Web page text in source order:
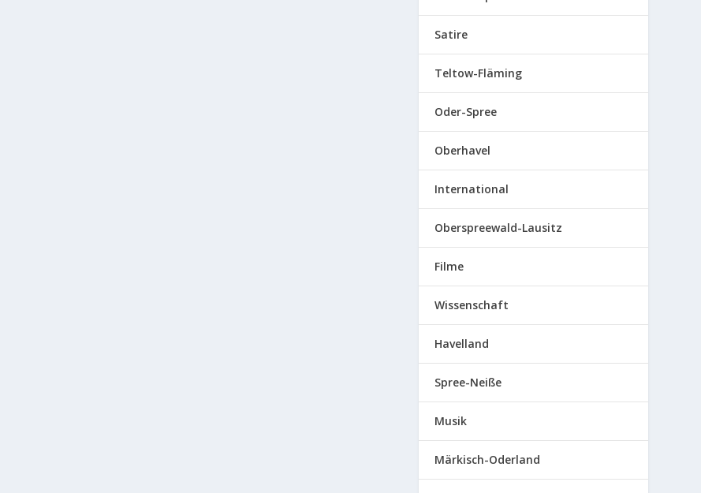
Satire
Teltow-Fläming
Oder-Spree
Oberhavel
International
Oberspreewald-Lausitz
Filme
Wissenschaft
Havelland
Spree-Neiße
Musik
Märkisch-Oderland